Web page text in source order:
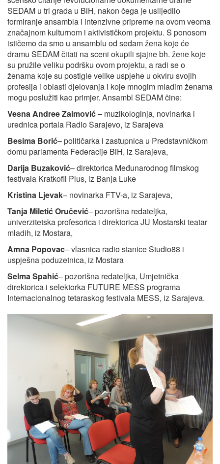
SEDAM u tri grada u BiH, nakon čega je uslijedilo
formiranje ansambla i intenzivne pripreme na ovom veoma
značajnom kulturnom i aktivističkom projektu. S ponosom
ističemo da smo u ansamblu od sedam žena koje će
dramu SEDAM čitati na sceni okupili sjajne bh. žene koje
su pružile veliku podršku ovom projektu, a radi se o
ženama koje su postigle velike uspjehe u okviru svojih
profesija i oblasti djelovanja i koje mnogim mladim ženama
mogu poslužiti kao primjer. Ansambl SEDAM čine:
Vesna Andree Zaimović – muzikologinja, novinarka i
urednica portala Radio Sarajevo, iz Sarajeva
Besima Borić– političarka i zastupnica u Predstavničkom
domu parlamenta Federacije BiH, iz Sarajeva,
Darija Buzaković– direktorica Međunarodnog filmskog
festivala Kratkofil Plus, iz Banja Luke
Kristina Ljevak– novinarka FTV-a, iz Sarajeva,
Tanja Miletić Oručević– pozorišna redateljka,
univerzitetska profesorica i direktorica JU Mostarski teatar
mladih, iz Mostara,
Amna Popovac– vlasnica radio stanice Studio88 i
uspješna poduzetnica, iz Mostara
Selma Spahić– pozorišna redateljka, Umjetnička
direktorica i selektorka FUTURE MESS programa
Internacionalnog tetaraskog festivala MESS, iz Sarajeva.